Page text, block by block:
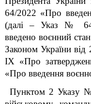
64/2022 «Про
(далі – Указ № 64/
введено воєнний
Законом України
IX «Про
«Про введення
Пунктом 2 Указу №